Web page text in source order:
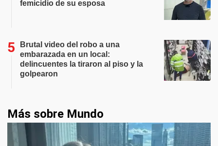
femicidio de su esposa
Brutal video del robo a una
embarazada en un local:
delincuentes la tiraron al piso y la
golpearon
Más sobre Mundo